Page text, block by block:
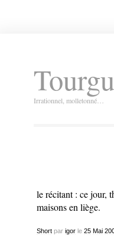
Irrationnel, molletonné…
le récitant : ce jour,
maisons en liège.
Shortpar igorle 25 Mai